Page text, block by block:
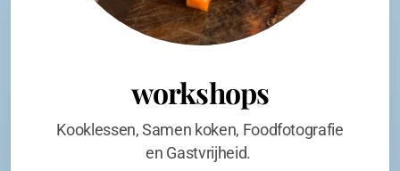
workshops
Kooklessen, Samen koken, Foodfotografie
en Gastvrijheid.